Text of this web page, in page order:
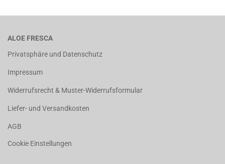
ALOE FRESCA
Privatsphäre und Datenschutz
Impressum
Widerrufsrecht & Muster-Widerrufsformular
Liefer- und Versandkosten
AGB
Cookie Einstellungen